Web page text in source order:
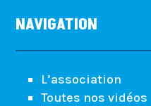
NAVIGATION
L’association
Toutes nos vidéos